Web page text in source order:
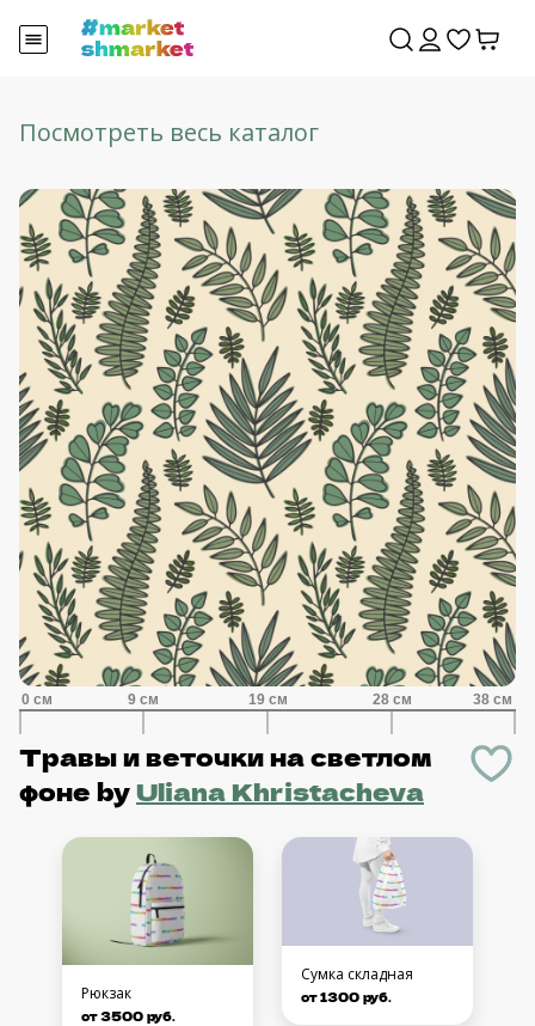
Посмотреть весь каталог
Травы и веточки на светлом
фоне byUliana Khristacheva
Рюкзак
от 3500 руб.
Сумка складная
от 1300 руб.